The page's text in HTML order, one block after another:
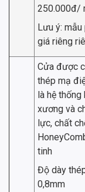
250.000đ/
Lưu ý:
giá riêng
Cửa được
thép mạ
là hệ thống
xương và
lực, chất
tinh
Độ dày
0,8mm